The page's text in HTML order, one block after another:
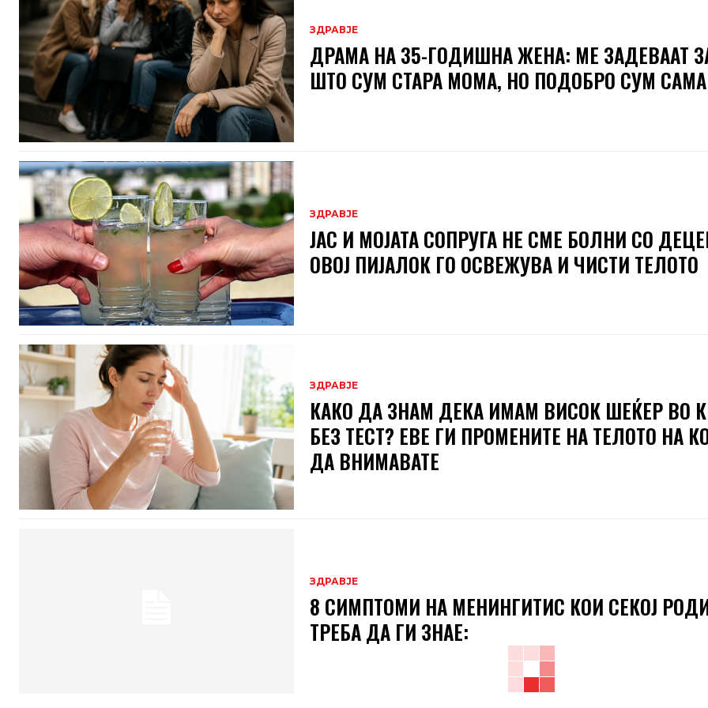
ЗДРАВЈЕ
ДРАМА НА 35-ГОДИШНА ЖЕНА: МЕ ЗАДЕВААТ
ШТО СУМ СТАРА МОМА, НО ПОДОБРО СУМ САМА
ЗДРАВЈЕ
ЈАС И МОЈАТА СОПРУГА НЕ СМЕ БОЛНИ СО
ОВОЈ ПИЈАЛОК ГО ОСВЕЖУВА И ЧИСТИ ТЕЛОТО
ЗДРАВЈЕ
КАКО ДА ЗНАМ ДЕКА ИМАМ ВИСОК ШЕЌЕР ВО
БЕЗ ТЕСТ? ЕВЕ ГИ ПРОМЕНИТЕ НА ТЕЛОТО НА
ДА ВНИМАВАТЕ
ЗДРАВЈЕ
8 СИМПТОМИ НА МЕНИНГИТИС КОИ СЕКОЈ
ТРЕБА ДА ГИ ЗНАЕ: